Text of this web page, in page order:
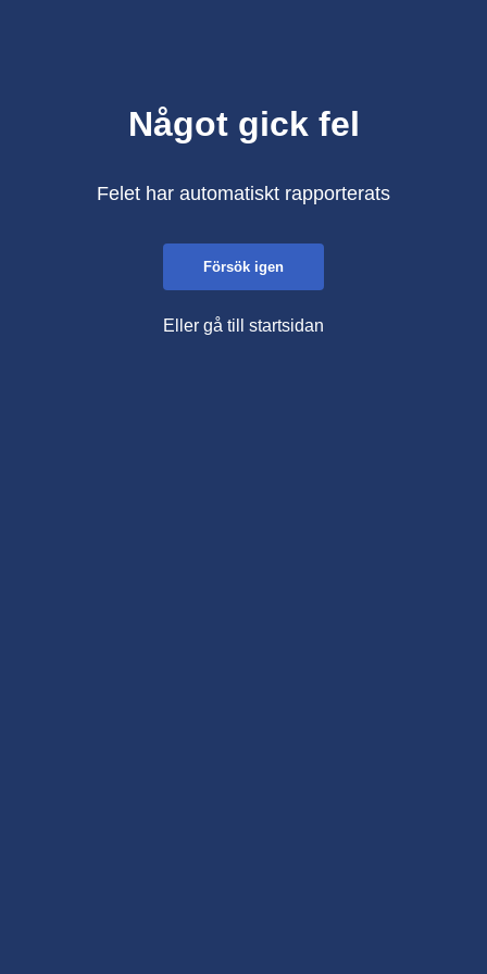
Något gick fel
Felet har automatiskt rapporterats
Försök igen
Eller gå till startsidan